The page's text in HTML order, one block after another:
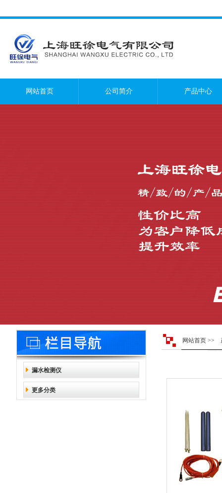
网站首页 公司简介 产品中心
漏水检测仪
更多分类
网站首页 >>